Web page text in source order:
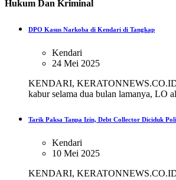
Hukum Dan Kriminal
DPO Kasus Narkoba di Kendari di Tangkap
Kendari
24 Mei 2025
KENDARI, KERATONNEWS.CO.ID
kabur selama dua bulan lamanya, LO
Tarik Paksa Tanpa Izin, Debt Collector Diciduk
Kendari
10 Mei 2025
KENDARI, KERATONNEWS.CO.ID